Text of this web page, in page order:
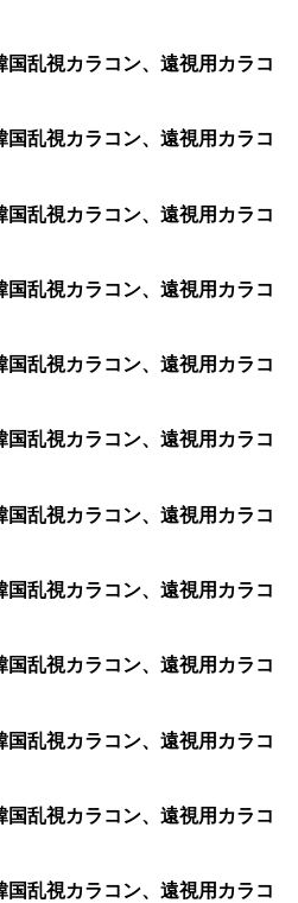
乱視カラコン、遠視用カラコ
乱視カラコン、遠視用カラコ
乱視カラコン、遠視用カラコ
乱視カラコン、遠視用カラコ
乱視カラコン、遠視用カラコ
乱視カラコン、遠視用カラコ
乱視カラコン、遠視用カラコ
乱視カラコン、遠視用カラコ
乱視カラコン、遠視用カラコ
乱視カラコン、遠視用カラコ
乱視カラコン、遠視用カラコ
乱視カラコン、遠視用カラコ